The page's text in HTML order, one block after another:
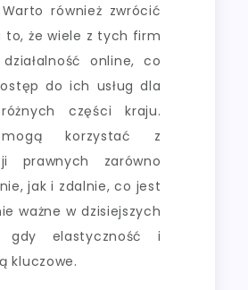
również zwrócić
to, że wiele z tych firm
online, co
do ich usług dla
części kraju.
korzystać z
prawnych zarówno
jak i zdalnie, co jest
ważne w dzisiejszych
gdy elastyczność i
kluczowe.